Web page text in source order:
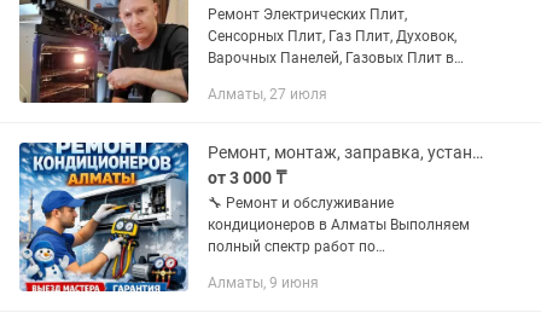
Ремонт Электрических Плит,
Сенсорных Плит, Газ Плит, Духовок,
Варочных Панелей, Газовых Плит в
Приедем за 35 минут (выезд на дом).
18...
Алматы, 27 июля
Ремонт, монтаж, заправка, установка кондиционеров в Алматы
от 3 000 ₸
🔧 Ремонт и обслуживание
кондиционеров в Алматы Выполняем
полный спектр работ по
с гарантией. Работаем по Алматы и
Алматы, 9 июня